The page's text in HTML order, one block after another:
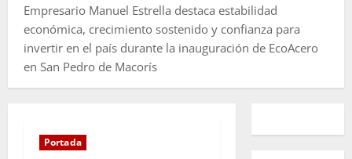
Empresario Manuel Estrella destaca estabilidad
económica, crecimiento sostenido y confianza para
invertir en el país durante la inauguración de EcoAcero
en San Pedro de Macorís
Portada